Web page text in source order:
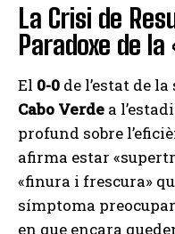
La Crisi de
Paradoxe de
El 0-0 de l’estat de
Cabo Verde a l’estadi
profund sobre
afirma estar
«finura i frescura»
símptoma
en que encara